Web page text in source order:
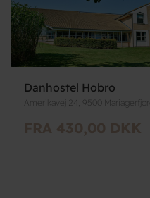
Danhostel Hobro
Amerikavej 24, 9500 Mariagerfjord
FRA 430,00 DKK